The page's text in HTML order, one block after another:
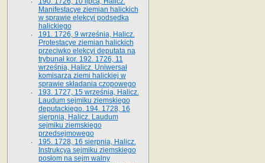
Manifestacye ziemian halickich
w sprawie elekcyi podsędka
halickiego
191. 1726, 9 września, Halicz.
Protestacye ziemian halickich
przeciwko elekcyi deputata na
trybunał kor. 192. 1726, 11
września, Halicz. Uniwersał
komisarza ziemi halickiej w
sprawie składania czopowego
193. 1727, 15 września, Halicz.
Laudum sejmiku ziemskiego
deputackiego. 194. 1728, 16
sierpnia, Halicz. Laudum
sejmiku ziemskiego
przedsejmowego
195. 1728, 16 sierpnia, Halicz.
Instrukcya sejmiku ziemskiego
posłom na sejm walny